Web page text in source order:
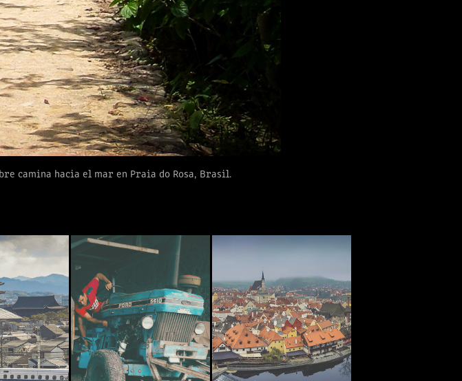
camina hacia el mar en Praia do Rosa, Brasil.
KYOTO VIEJO FORD CESKY KRUMLOV